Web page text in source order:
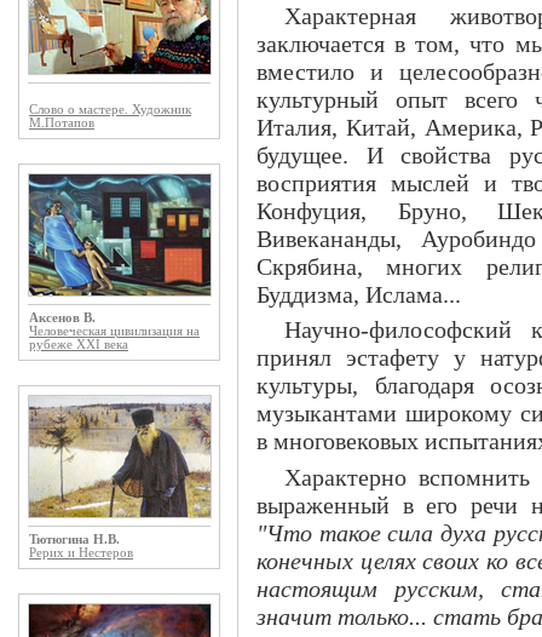
Слово о мастере. Художник
М.Потапов
Аксенов В.
Человеческая цивилизация на
рубеже XXI века
Тютюгина Н.В.
Рерих и Нестеров
Характерная
заключается в том, что
вместило и
культурный опыт всего
Италия, Китай, Америка,
будущее. И свойства
восприятия мыслей и
Конфуция, Бруно,
Вивекананды,
Скрябина, многих
Буддизма, Ислама...
Научно-
принял эстафету у
культуры, благодаря
музыкантами широкому
в многовековых
Характерно
выраженный в его речи
"Что такое сила духа
конечных целях своих ко
настоящим русским,
значит только... стать